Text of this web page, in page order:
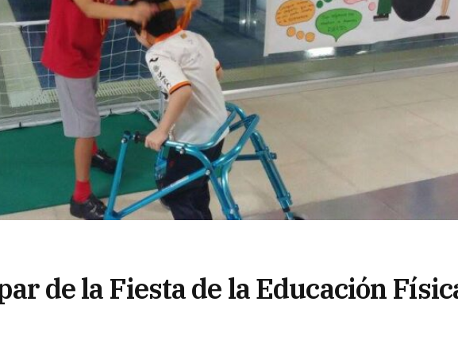
de la Fiesta de la Educación